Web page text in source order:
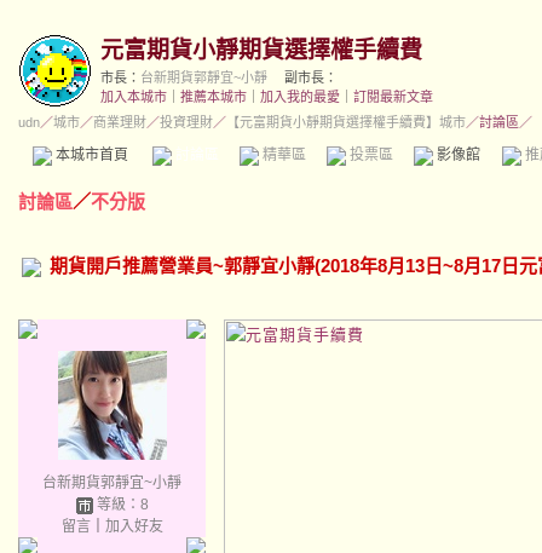
元富期貨小靜期貨選擇權手續費
市長： 台新期貨郭靜宜~小靜
副市長：
加入本城市
推薦本城市 加入我的最愛
訂閱最新文章
udn／城市／商業理財／投資理財／ 【元富期貨小靜期貨選擇權手續費】城市／討論區／
本城市首頁 精華區 投票區 影像館
討論區／不分版
期貨開戶推薦營業員~郭靜宜小靜(2018年8月13日~8月17日
台新期貨郭靜宜~小靜
等級：8
留言｜ 加入好友